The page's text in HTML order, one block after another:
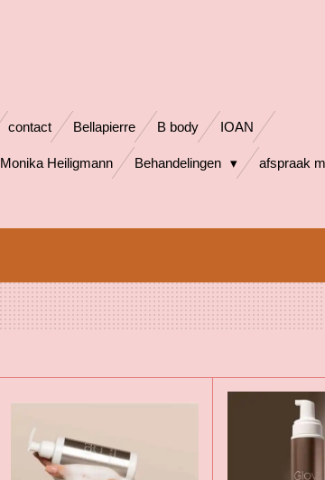
contact Bellapierre B body IOAN
Monika Heiligmann Behandelingen afspraak